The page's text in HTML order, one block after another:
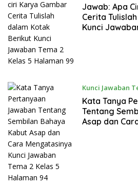
2021
Jawab: Apa
Cerita
Kunci
Kunci Jawaban
2021
Kata Tanya
Tentang
Asap dan